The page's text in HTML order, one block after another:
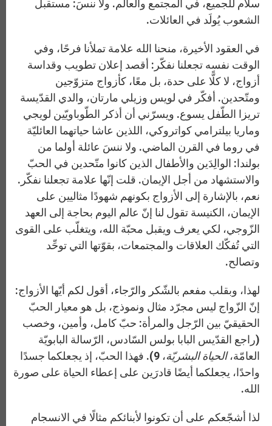
سلام للجميع، في المجتمع والعالم. ولا ننسَ: مستقبل
الشعوب يُولَد في العائلات.
في العقود الأخيرة، منحنا الله علامة تملأنا فرحًا، وفي
الوقت نفسه تجعلنا نفكّر: أقصد إعلان تطويب وقداسة
أزواج، لا كلًّا على حدة، بل معًا، كأزواج متزوّجين
ومتّحدين. أفكّر في لويس وزيلي مارتان، والدي القدّيسة
تريزا الطّفل يسوع. ويسرّني أن أذكر الطّوباويّين لويجي
وماريا بيلترامي كواتروكي، اللذين عاشا حياتهما العائليّة
في روما في القرن الماضي. ولا ننسَ عائلة أولما من
بولندا: الوالِدَين والأطفال الذين كانوا متّحدين في الحبّ
والاستشهاد من أجل الإيمان. قلت إنّها علامة تجعلنا نفكّر.
نعم، بالإشارة إلى الأزواج بكونهم شهودًا مثاليين على
الإيمان، الكنيسة تقول لنا إنّ عالم اليوم بحاجة إلى العهد
الزّوجي، لكي يعرف ويقبل محبّة الله، ويتغلّب على القوى
التي تُفكّك العلاقات والمجتمعات، بقوّتها التي توحِّد
وتصالح.
لهذا، وبقلب مفعم بالشّكر والرّجاء، أقول لكم أيّها الأزواج:
إنّ الزّواج ليس مجرّد مثال ونموذج، بل هو معيار الحبّ
الحقيقيّ بين الرّجل والمرأة: حبّ كامل، وأمين، وخصب
(راجع القدّيس البابا بولس السّادس، الرّسالة البابويّة
العامّة،الحياة البشريّة
، 9). فهذا الحبّ، إذ يجعلكما جسدًا
واحدًا، يجعلكما أيضًا قادرَين على إعطاء الحياة على صورة
الله.
لذا أشجّعكم على أن تكونوا لأبنائكم مثالًا في الانسجام